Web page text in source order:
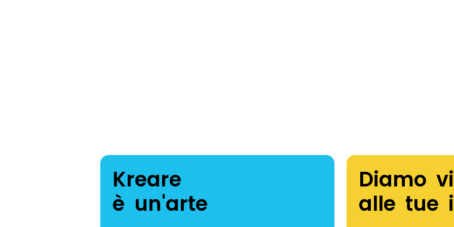
Kreare
è un'arte
Diamo
alle tue